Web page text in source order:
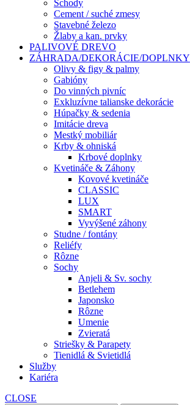
Schody
Cement / suché zmesy
Stavebné železo
Žlaby a kan. prvky
PALIVOVÉ DREVO
ZÁHRADA/DEKORÁCIE/DOPLNKY
Olivy & figy & palmy
Gabióny
Do vinných pivníc
Exkluzívne talianske dekorácie
Húpačky & sedenia
Imitácie dreva
Mestký mobiliár
Krby & ohniská
Krbové doplnky
Kvetináče & Záhony
Kovové kvetináče
CLASSIC
LUX
SMART
Vyvýšené záhony
Studne / fontány
Reliéfy
Rôzne
Sochy
Anjeli & Sv. sochy
Betlehem
Japonsko
Rôzne
Umenie
Zvieratá
Striešky & Parapety
Tienidlá & Svietidlá
Služby
Kariéra
CLOSE